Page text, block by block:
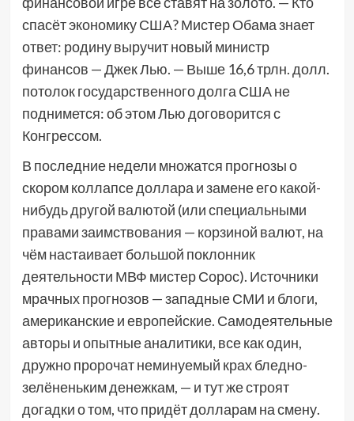
спасёт экономику США? Мистер Обама знает
ответ: родину выручит новый министр
финансов — Джек Лью. — Выше 16,6 трлн. долл.
потолок государственного долга США не
поднимется: об этом Лью договорится с
Конгрессом.
В последние недели множатся прогнозы о
скором коллапсе доллара и замене его какой-
нибудь другой валютой (или специальными
правами заимствования — корзиной валют, на
чём настаивает большой поклонник
деятельности МВФ мистер Сорос). Источники
мрачных прогнозов — западные СМИ и блоги,
американские и европейские. Самодеятельные
авторы и опытные аналитики, все как один,
дружно пророчат неминуемый крах бледно-
зелёненьким денежкам, — и тут же строят
догадки о том, что придёт долларам на смену.